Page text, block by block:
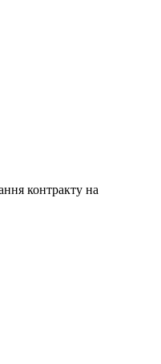
контракту на